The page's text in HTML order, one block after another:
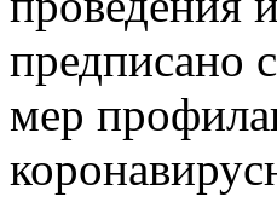
предписано
мер